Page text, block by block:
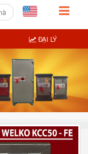
ĐẠI LÝ